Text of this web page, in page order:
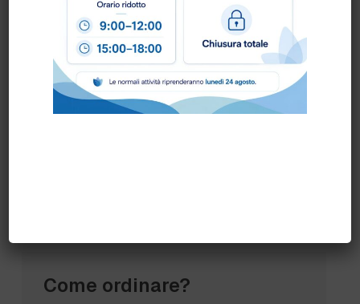
Tempo di assorbimento : +/- 10 secondi
Tolleranza sui valori : +/- 5-10%
20098 San Giuliano Milanese – Via
Monferrato 48/50 Tel. 02 5273900 –
0298282462 Fax 0298282507
Come ordinare?